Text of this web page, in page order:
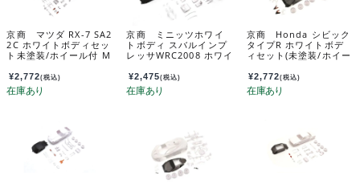
京商 マツダ RX-7 SA2
2C ホワイトボディセッ
ト未塗装/ホイール付 M
¥2,772(税込)
京商 ミニッツホワイ
トボディ スバルインプ
レッサWRC2008 ホワイ
ル付) MZN221
¥2,475(税込)
京商 Honda シビック
タイプR ホワイトボデ
ィセット(未塗装/ホイー
¥2,772(税込)